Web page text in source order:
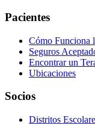
Pacientes
Cómo Funciona
Seguros
Encontrar un
Ubicaciones
Socios
Distritos